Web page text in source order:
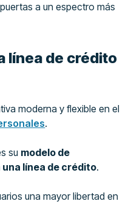
a un espectro más
línea de crédito
moderna y flexible en el
.
su modelo de
línea de crédito.
una mayor libertad en